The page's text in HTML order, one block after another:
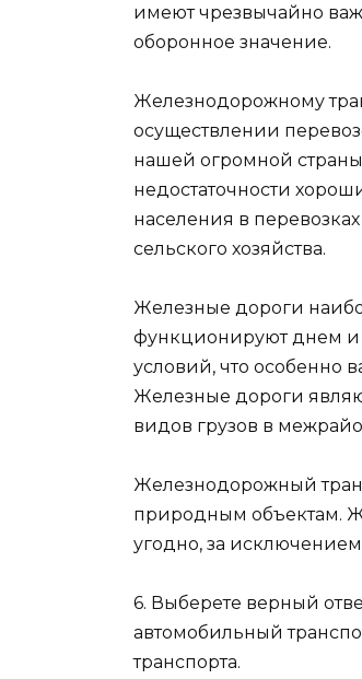
имеют чрезвычайно
оборонное значение.
Железнодорожному
осуществлении
нашей огромной
недостаточности
населения в
сельского хозяйства.
Железные дороги
функционируют днем и
условий, что особенно
Железные дороги
видов грузов в
Железнодорожный
природным объектам.
угодно, за
6. Выберете верный
автомобильный
транспорта.